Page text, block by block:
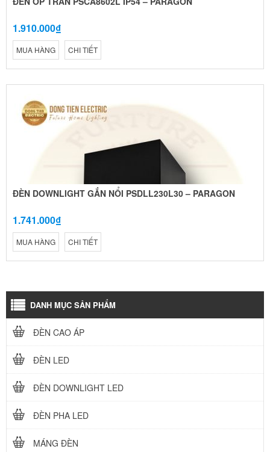
1.910.000₫
MUA HÀNG CHI TIẾT
ĐÈN DOWNLIGHT GẮN NỔI PSDLL230L30 – PARAGON
1.741.000₫
MUA HÀNG CHI TIẾT
DANH MỤC SẢN PHẨM
ĐÈN CAO ÁP
ĐÈN LED
ĐÈN DOWNLIGHT LED
ĐÈN PHA LED
MÁNG ĐÈN